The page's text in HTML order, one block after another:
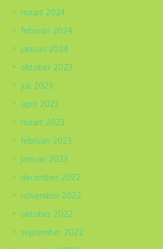
maart 2024
februari 2024
januari 2024
oktober 2023
juli 2023
april 2023
maart 2023
februari 2023
januari 2023
december 2022
november 2022
oktober 2022
september 2022